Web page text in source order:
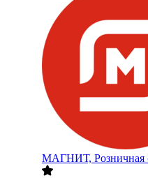
МАГНИТ, Розничная